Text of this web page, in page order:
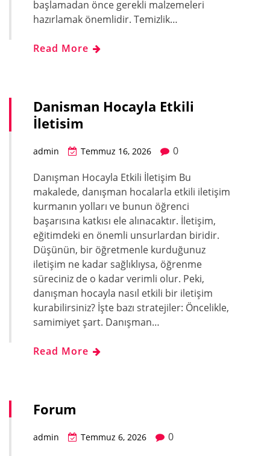
başlamadan önce gerekli malzemeleri
hazırlamak önemlidir. Temizlik…
Read More
Danisman Hocayla Etkili
İletisim
admin Temmuz 16, 2026
0
Danışman Hocayla Etkili İletişim Bu
makalede, danışman hocalarla etkili iletişim
kurmanın yolları ve bunun öğrenci
başarısına katkısı ele alınacaktır. İletişim,
eğitimdeki en önemli unsurlardan biridir.
Düşünün, bir öğretmenle kurduğunuz
iletişim ne kadar sağlıklıysa, öğrenme
süreciniz de o kadar verimli olur. Peki,
danışman hocayla nasıl etkili bir iletişim
kurabilirsiniz? İşte bazı stratejiler: Öncelikle,
samimiyet şart. Danışman…
Read More
Forum
admin Temmuz 6, 2026
0